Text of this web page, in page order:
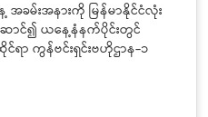
ေ့ အခမ်းအနားကို မြန်မာနိုင်ငံလုံး
ာင်၍ ယနေ့နံနက်ပိုင်းတွင်
ရာ ကွန်ဗင်းရှင်းဗဟိုဌာန-၁